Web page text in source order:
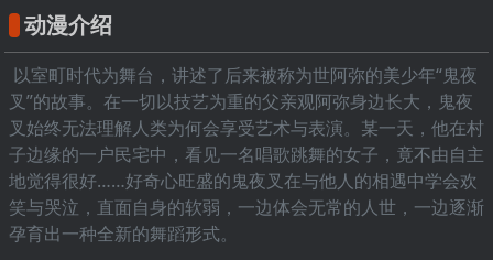
动漫介绍
以室町时代为舞台，讲述了后来被称为世阿弥的美少年“鬼夜
叉”的故事。在一切以技艺为重的父亲观阿弥身边长大，鬼夜
叉始终无法理解人类为何会享受艺术与表演。某一天，他在村
子边缘的一户民宅中，看见一名唱歌跳舞的女子，竟不由自主
地觉得很好……好奇心旺盛的鬼夜叉在与他人的相遇中学会欢
笑与哭泣，直面自身的软弱，一边体会无常的人世，一边逐渐
孕育出一种全新的舞蹈形式。